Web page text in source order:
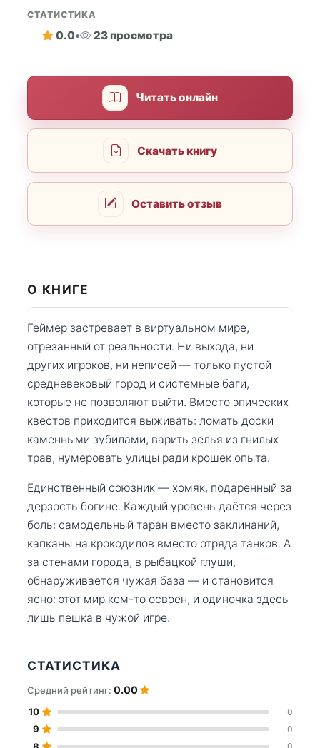
СТАТИСТИКА
0.0• 23 просмотра
Читать онлайн
Скачать книгу
Оставить отзыв
О КНИГЕ
Геймер застревает в виртуальном мире,
отрезанный от реальности. Ни выхода, ни
других игроков, ни неписей — только пустой
средневековый город и системные баги,
которые не позволяют выйти. Вместо эпических
квестов приходится выживать: ломать доски
каменными зубилами, варить зелья из гнилых
трав, нумеровать улицы ради крошек опыта.
Единственный союзник — хомяк, подаренный за
дерзость богине. Каждый уровень даётся через
боль: самодельный таран вместо заклинаний,
капканы на крокодилов вместо отряда танков. А
за стенами города, в рыбацкой глуши,
обнаруживается чужая база — и становится
ясно: этот мир кем-то освоен, и одиночка здесь
лишь пешка в чужой игре.
СТАТИСТИКА
Средний рейтинг: 0.00
10 0
9 0